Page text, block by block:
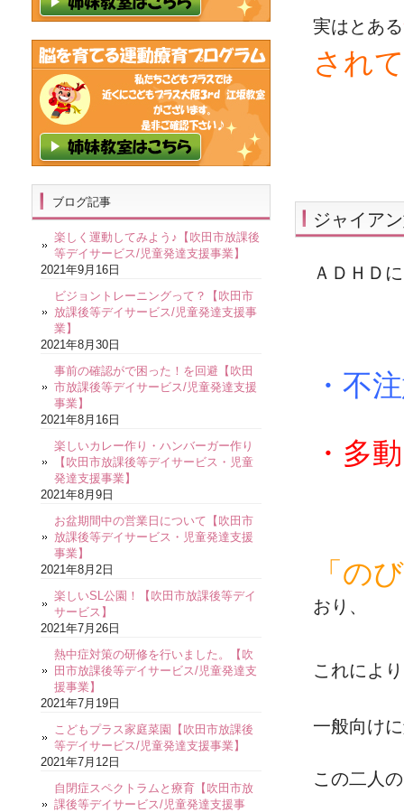
実はとある
され
ジャイア
ＡＤＨＤ
・不
・多
「の
おり、
これにより
一般向け
この二人
ブログ記事
楽しく運動してみよう♪【吹田市放課後
等デイサービス/児童発達支援事業】
2021年9月16日
ビジョントレーニングって？【吹田市
放課後等デイサービス/児童発達支援事
業】
2021年8月30日
事前の確認がで困った！を回避【吹田
市放課後等デイサービス/児童発達支援
事業】
2021年8月16日
楽しいカレー作り・ハンバーガー作り
【吹田市放課後等デイサービス・児童
発達支援事業】
2021年8月9日
お盆期間中の営業日について【吹田市
放課後等デイサービス・児童発達支援
事業】
2021年8月2日
楽しいSL公園！【吹田市放課後等デイ
サービス】
2021年7月26日
熱中症対策の研修を行いました。【吹
田市放課後等デイサービス/児童発達支
援事業】
2021年7月19日
こどもプラス家庭菜園【吹田市放課後
等デイサービス/児童発達支援事業】
2021年7月12日
自閉症スペクトラムと療育【吹田市放
課後等デイサービス/児童発達支援事